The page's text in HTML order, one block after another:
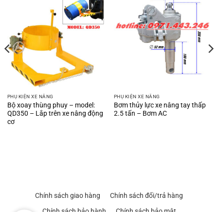
PHỤ KIỆN XE NÂNG
Bộ xoay thùng phuy – model:
QD350 – Lắp trên xe nâng động
cơ
PHỤ KIỆN XE NÂNG
Bơm thủy lực xe nâng tay thấp
2.5 tấn – Bơm AC
Chính sách giao hàng
Chính sách đổi/trả hàng